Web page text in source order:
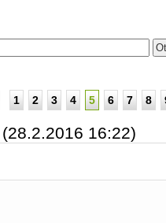
1 2 3 4 5 6 7 8
(28.2.2016 16:22)